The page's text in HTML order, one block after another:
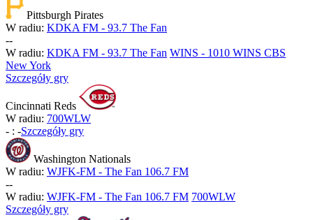
Pittsburgh Pirates
W radiu: KDKA FM - 93.7 The Fan
--
W radiu: KDKA FM - 93.7 The Fan WINS - 1010 WINS CBS
New York
Szczegóły gry
Cincinnati Reds
W radiu: 700WLW
- : -Szczegóły gry
Washington Nationals
W radiu: WJFK-FM - The Fan 106.7 FM
--
W radiu: WJFK-FM - The Fan 106.7 FM 700WLW
Szczegóły gry